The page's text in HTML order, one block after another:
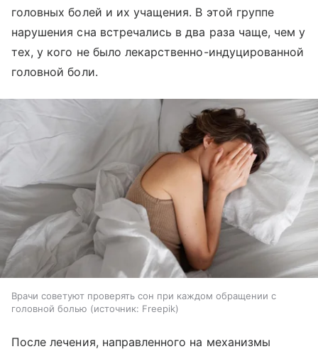
головных болей и их учащения. В этой группе
нарушения сна встречались в два раза чаще, чем у
тех, у кого не было лекарственно-индуцированной
головной боли.
Врачи советуют проверять сон при каждом обращении с
головной болью
источник: Freepik
После лечения, направленного на механизмы